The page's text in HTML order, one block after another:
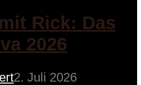
Rick: Das
2026
2. Juli 2026